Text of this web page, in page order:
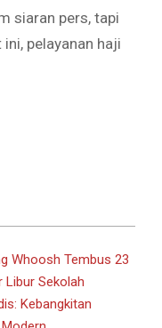
siaran pers, tapi
pelayanan haji
Whoosh Tembus 23
Libur Sekolah
Kebangkitan